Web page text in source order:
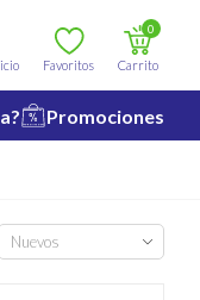
Favoritos Carrito
0
Promociones